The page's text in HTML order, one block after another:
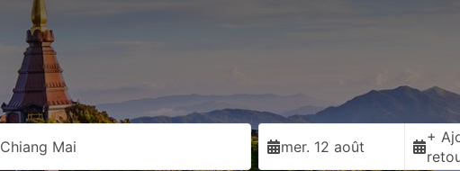
Chiang Mai mer. 12 août
+